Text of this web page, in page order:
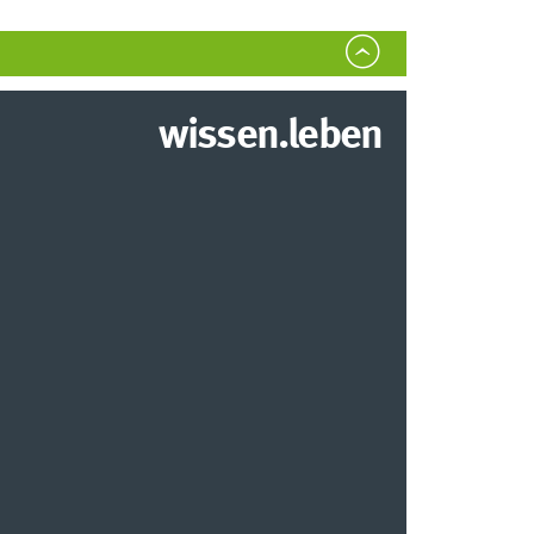
wissen.leben